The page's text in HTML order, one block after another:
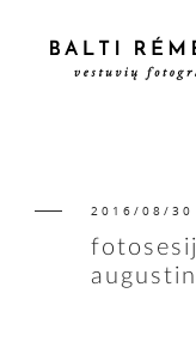
PAGRINDINIS
2016/08/30